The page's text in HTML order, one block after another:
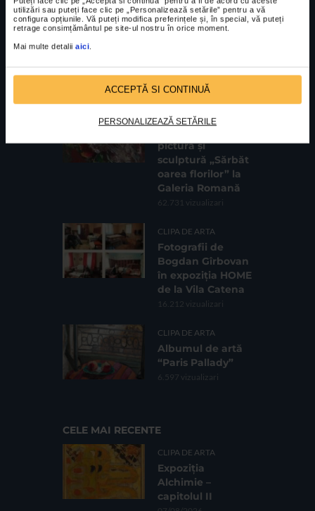
utilizări sau puteți face clic pe „Personalizează setările” pentru a vă
configura opțiunile. Vă puteți modifica preferințele și, în special, vă puteți
retrage consimțământul pe site-ul nostru în orice moment.
Mai multe detalii aici
ACCEPTĂ SI CONTINUĂ
PERSONALIZEAZĂ SETĂRILE
FUNDATIA FILDAS ARTNr inreg registrul special: 4 PJ/ 29.01.2013
Sc. 4, Ap. 197, Sector 2
CELE MAI VIZUALIZATE
CLIPA DE ARTA
pictură și
sculptură „Sărbăt
oarea florilor” la
Galeria Romană
62.731 vizualizari
CLIPA DE ARTA
Fotografii de
Bogdan Gîrbovan
în expoziția HOME
de la Vila Catena
16.212 vizualizari
CLIPA DE ARTA
Albumul de artă
“Paris Pallady”
6.597 vizualizari
CELE MAI RECENTE
CLIPA DE ARTA
Expoziția
Alchimie –
capitolul II